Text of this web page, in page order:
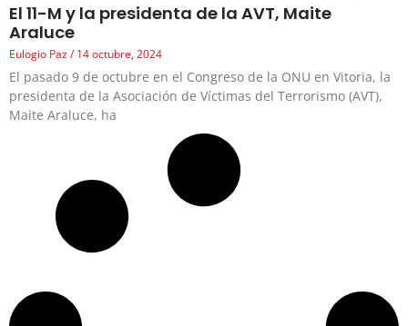
El 11-M y la presidenta de la AVT, Maite
Araluce
Eulogio Paz 14 octubre, 2024
El pasado 9 de octubre en el Congreso de la ONU en Vitoria, la
presidenta de la Asociación de Víctimas del Terrorismo (AVT),
Maite Araluce, ha